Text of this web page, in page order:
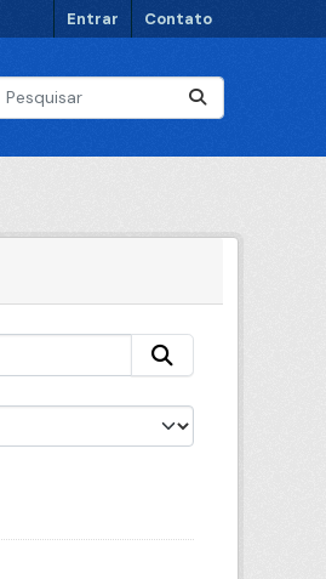
Entrar Contato